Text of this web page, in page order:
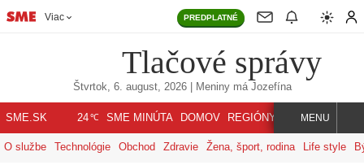
Viac PREDPLATNÉ
Tlačové správy
Štvrtok, 6. august, 2026| Meniny má Jozefína
SME.SK 24℃ SME MINÚTA DOMOV REGIÓNY INDEX SVET
MENU
O službe Technológie Obchod Zdravie Žena, šport, rodina Life style